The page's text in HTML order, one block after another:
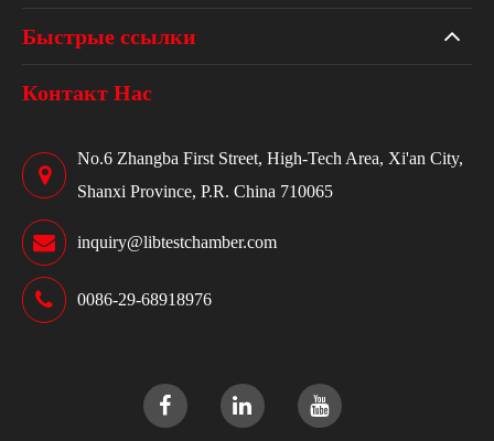
Быстрые ссылки
Контакт Нас
No.6 Zhangba First Street, High-Tech Area, Xi'an City,
Shanxi Province, P.R. China 710065
inquiry@libtestchamber.com
0086-29-68918976